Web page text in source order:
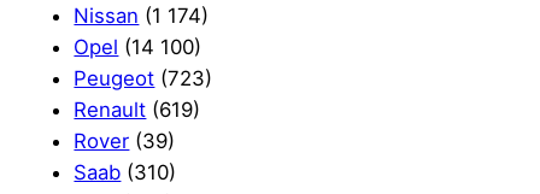
Nissan (1 174)
Opel (14 100)
Peugeot (723)
Renault (619)
Rover (39)
Saab (310)